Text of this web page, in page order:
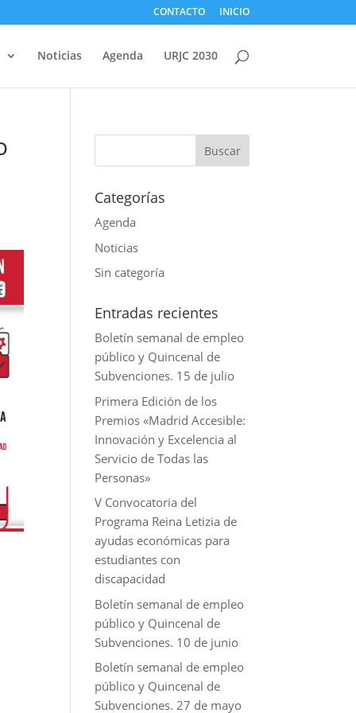
CONTACTO INICIO
Noticias Agenda URJC 2030
Categorías
Agenda
Noticias
Sin categoría
Entradas recientes
Boletín semanal de empleo
público y Quincenal de
Subvenciones. 15 de julio
Primera Edición de los
Premios «Madrid Accesible:
Innovación y Excelencia al
Servicio de Todas las
Personas»
V Convocatoria del
Programa Reina Letizia de
ayudas económicas para
estudiantes con
discapacidad
Boletín semanal de empleo
público y Quincenal de
Subvenciones. 10 de junio
Boletín semanal de empleo
público y Quincenal de
Subvenciones. 27 de mayo